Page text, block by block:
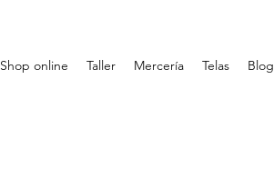
Shop online Taller Mercería Telas Blog